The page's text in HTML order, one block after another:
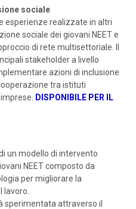
sociale
esperienze realizzate in altri
sociale dei giovani NEET e
di rete multisettoriale. Il
stakeholder a livello
azioni di inclusione
tra istituti
DISPONIBILE PER IL
un modello di intervento
NEET composto da
per migliorare la
sperimentata attraverso il